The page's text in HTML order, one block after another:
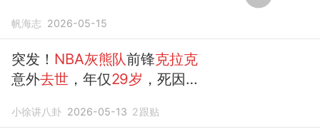
帆海志 2026-05-15
突发！ NBA灰熊队前锋克拉克
意外去世，年仅29岁 ，死因疑
小徐讲八卦 2026-05-13 2跟贴